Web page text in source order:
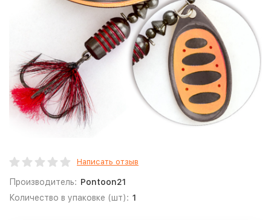
Написать отзыв
Производитель: Pontoon21
Количество в упаковке (шт): 1